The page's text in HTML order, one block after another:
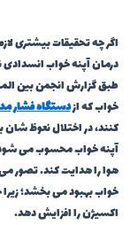
اگر چه تحقیقات بیشتری
درمان آپنه خواب
طبق گزارش انجمن بین
خواب که ازدستگاه فشار
آپنه خواب محسوب می شود
خواب بهبود می بخشد؛
اکسیژن را افزایش دهد.